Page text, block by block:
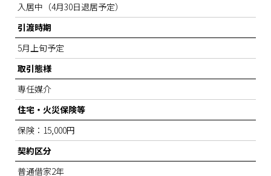
入居中（4月30日退居予定）
引渡時期
5月上旬予定
取引態様
専任媒介
住宅・火災保険等
保険：15,000円
契約区分
普通借家2年